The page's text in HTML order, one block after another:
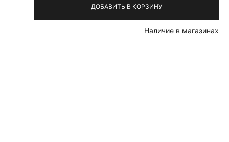
ДОБАВИТЬ В КОРЗИНУ
Наличие в магазинах